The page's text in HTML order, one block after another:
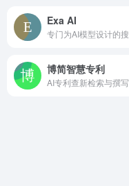
Exa AI
博简智慧专利